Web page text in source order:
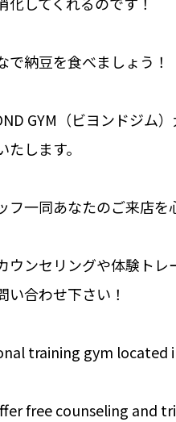
で納豆を食べましょう！
GYM（ビヨンドジム
たします。
フ一同あなたのご来店を
ウンセリングや体験ト
い合わせ下さい！
training gym located
free counseling and